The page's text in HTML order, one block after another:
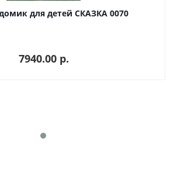
для детей СКАЗКА 0070
7940.00 p.